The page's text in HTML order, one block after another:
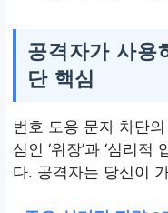
공격자가 사용
단 핵심
번호 도용 문자 차단
심인 ‘위장’과 ‘심리적
다. 공격자는 당신이